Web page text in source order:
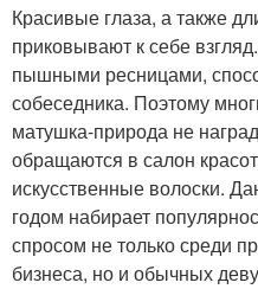
Красивые глаза, а также
приковывают к себе
пышными ресницами,
собеседника. Поэтому
матушка-природа не
обращаются в салон
искусственные волоски.
годом набирает
спросом не только среди
бизнеса, но и обычных